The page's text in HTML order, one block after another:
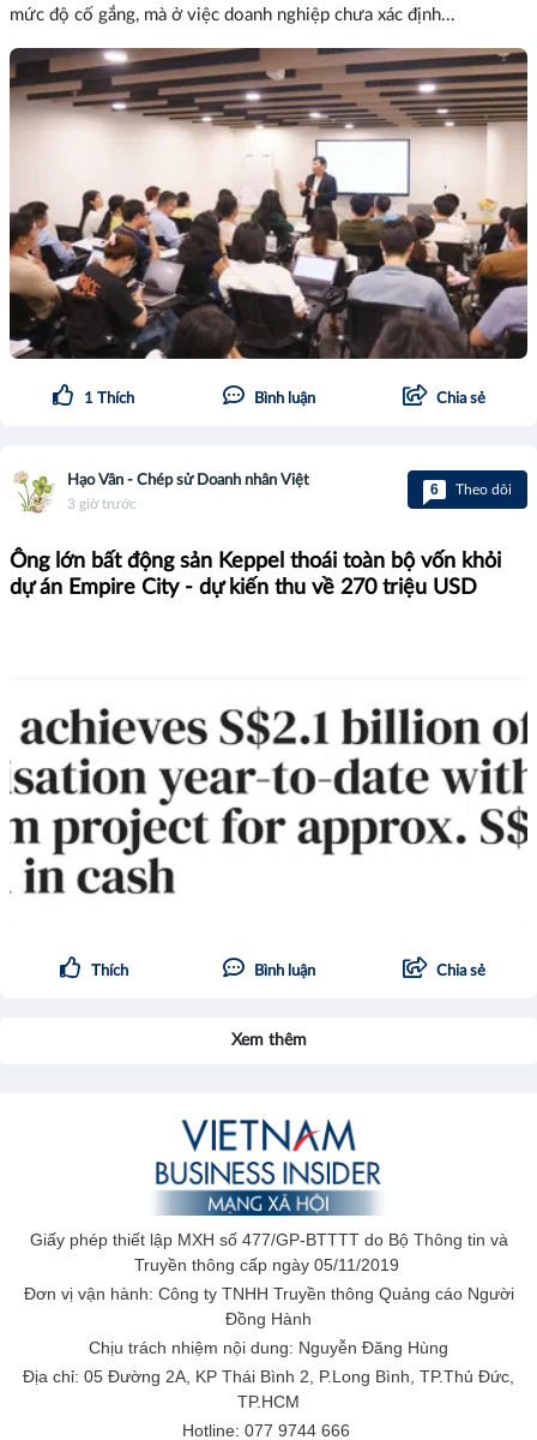
mức độ cố gắng, mà ở việc doanh nghiệp chưa xác định...
1 Thích Bình luận Chia sẻ
Hạo Vân - Chép sử Doanh nhân Việt
3 giờ trước
6 Theo dõi
Ông lớn bất động sản Keppel thoái toàn bộ vốn khỏi
dự án Empire City - dự kiến thu về 270 triệu USD
Thích Bình luận Chia sẻ
Xem thêm
Giấy phép thiết lập MXH số 477/GP-BTTTT do Bộ Thông tin và
Truyền thông cấp ngày 05/11/2019
Đơn vị vận hành: Công ty TNHH Truyền thông Quảng cáo Người
Đồng Hành
Chịu trách nhiệm nội dung: Nguyễn Đăng Hùng
Địa chỉ: 05 Đường 2A, KP Thái Bình 2, P.Long Bình, TP.Thủ Đức,
TP.HCM
Hotline: 077 9744 666